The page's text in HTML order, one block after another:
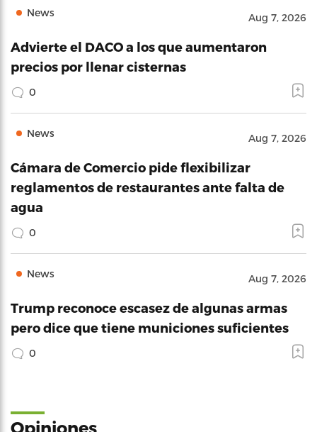
News Aug 7, 2026
Advierte el DACO a los que aumentaron
precios por llenar cisternas
0
News Aug 7, 2026
Cámara de Comercio pide flexibilizar
reglamentos de restaurantes ante falta de
agua
0
News Aug 7, 2026
Trump reconoce escasez de algunas armas
pero dice que tiene municiones suficientes
0
Opiniones